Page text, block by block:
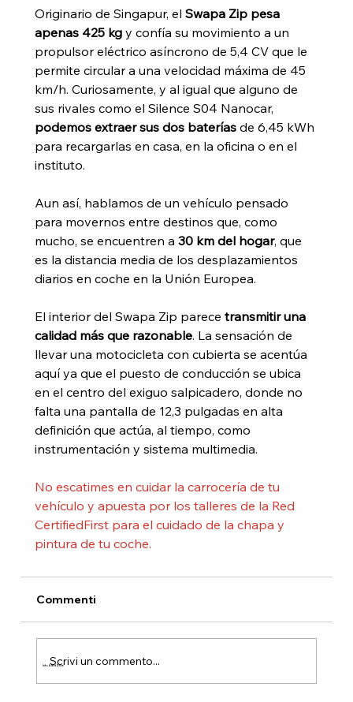
Originario de Singapur, el Swapa Zip pesa
apenas 425 kg y confía su movimiento a un
propulsor eléctrico asíncrono de 5,4 CV que le
permite circular a una velocidad máxima de 45
km/h. Curiosamente, y al igual que alguno de
sus rivales como el Silence S04 Nanocar,
podemos extraer sus dos baterías de 6,45 kWh
para recargarlas en casa, en la oficina o en el
instituto.
Aun así, hablamos de un vehículo pensado
para movernos entre destinos que, como
mucho, se encuentren a 30 km del hogar, que
es la distancia media de los desplazamientos
diarios en coche en la Unión Europea.
El interior del Swapa Zip parece transmitir una
calidad más que razonable. La sensación de
llevar una motocicleta con cubierta se acentúa
aquí ya que el puesto de conducción se ubica
en el centro del exiguo salpicadero, donde no
falta una pantalla de 12,3 pulgadas en alta
definición que actúa, al tiempo, como
instrumentación y sistema multimedia.
No escatimes en cuidar la carrocería de tu
vehículo y apuesta por los talleres de la Red
CertifiedFirst para el cuidado de la chapa y
pintura de tu coche.
Commenti
Scrivi un commento...
Info & Test Drive